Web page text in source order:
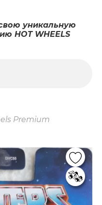
уникальную
HOT WHEELS
Premium